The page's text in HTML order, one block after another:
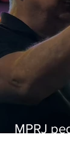
MPRJ